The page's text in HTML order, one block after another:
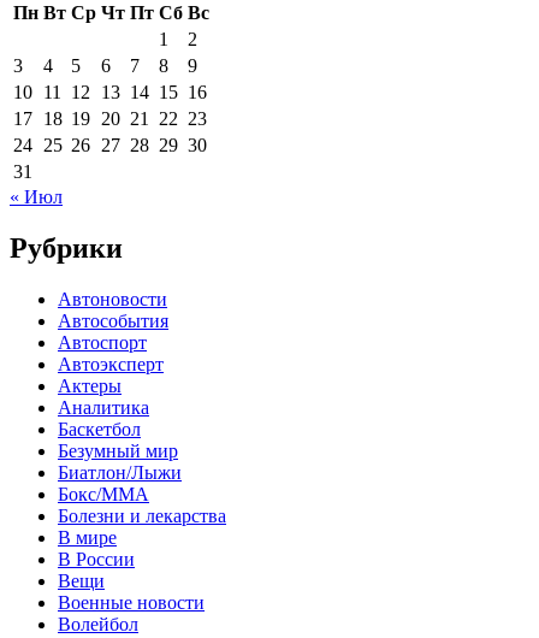
Пн Вт Ср Чт Пт Сб Вс
1
2
3
4 5 6 7 8
9
10 11 12 13 14 15 16
17 18 19 20 21 22 23
24 25 26 27 28 29 30
31
« Июл
Рубрики
Автоновости
Автособытия
Автоспорт
Автоэксперт
Актеры
Аналитика
Баскетбол
Безумный мир
Биатлон/Лыжи
Бокс/MMA
Болезни и лекарства
В мире
В России
Вещи
Военные новости
Волейбол